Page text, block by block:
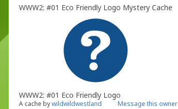
WWW2: #01 Eco Friendly Logo Mystery Cache
WWW2: #01 Eco Friendly Logo
A cache bywildwildwestland Message this owner